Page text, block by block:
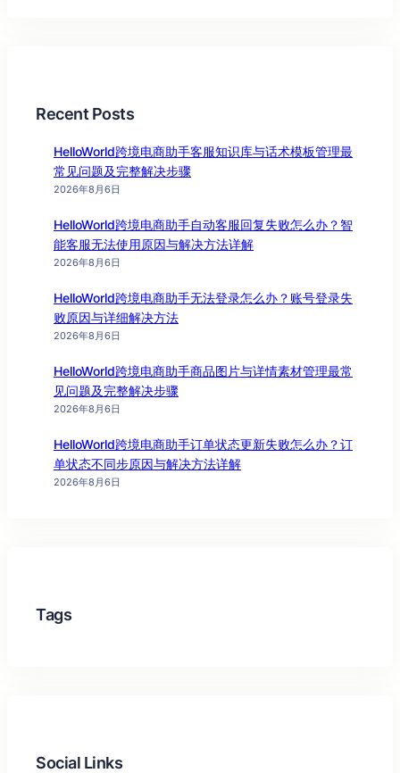
Recent Posts
HelloWorld跨境电商助手客服知识库与话术模板管理最
常见问题及完整解决步骤
2026年8月6日
HelloWorld跨境电商助手自动客服回复失败怎么办？智
能客服无法使用原因与解决方法详解
2026年8月6日
HelloWorld跨境电商助手无法登录怎么办？账号登录失
败原因与详细解决方法
2026年8月6日
HelloWorld跨境电商助手商品图片与详情素材管理最常
见问题及完整解决步骤
2026年8月6日
HelloWorld跨境电商助手订单状态更新失败怎么办？订
单状态不同步原因与解决方法详解
2026年8月6日
Tags
Social Links